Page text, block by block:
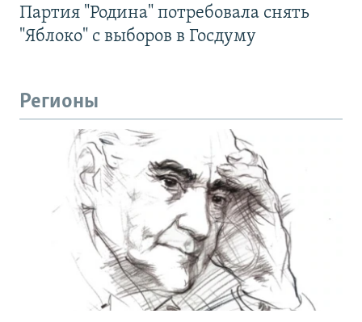
Партия "Родина" потребовала снять
"Яблоко" с выборов в Госдуму
Регионы